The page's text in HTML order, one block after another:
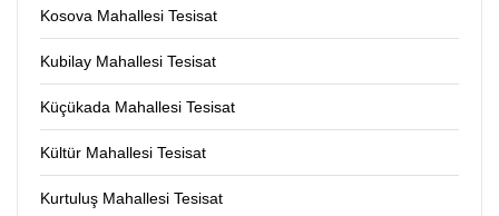
Kosova Mahallesi Tesisat
Kubilay Mahallesi Tesisat
Küçükada Mahallesi Tesisat
Kültür Mahallesi Tesisat
Kurtuluş Mahallesi Tesisat